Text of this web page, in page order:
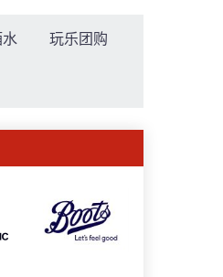
玩乐团购